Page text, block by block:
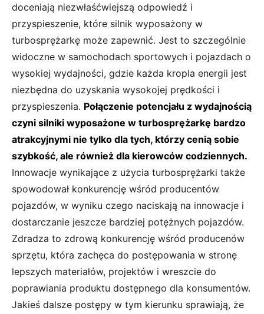
doceniają niezwłaśćwiejszą odpowiedź i
przyspieszenie, które silnik wyposażony w
turbosprężarkę może zapewnić. Jest to szczególnie
widoczne w samochodach sportowych i pojazdach o
wysokiej wydajności, gdzie każda kropla energii jest
niezbędna do uzyskania wysokojej prędkości i
przyspieszenia. Połączenie potencjału z wydajnością
czyni silniki wyposażone w turbosprężarkę bardzo
atrakcyjnymi nie tylko dla tych, którzy cenią sobie
szybkość, ale również dla kierowców codziennych.
Innowacje wynikające z użycia turbosprężarki także
spowodował konkurencję wśród producentów
pojazdów, w wyniku czego naciskają na innowacje i
dostarczanie jeszcze bardziej potężnych pojazdów.
Zdradza to zdrową konkurencję wśród producenów
sprzętu, która zachęca do postępowania w stronę
lepszych materiałów, projektów i wreszcie do
poprawiania produktu dostępnego dla konsumentów.
Jakieś dalsze postępy w tym kierunku sprawiają, że